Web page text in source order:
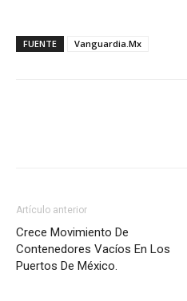
FUENTE Vanguardia.Mx
Artículo anterior
Crece Movimiento De
Contenedores Vacíos En Los
Puertos De México.